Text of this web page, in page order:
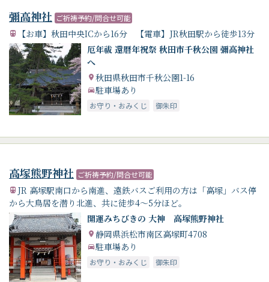
彌高神社 ご祈祷予約/問合せ可能
【お車】秋田中央ICから16分 【電車】JR秋田駅から徒歩13分
厄年祓 還暦年祝祭 秋田市千秋公園 彌高神社
へ
秋田県秋田市千秋公園1-16
駐車場あり
お守り・おみくじ 御朱印
高塚熊野神社 ご祈祷予約/問合せ可能
JR 高塚駅南口から南進、遠鉄バスご利用の方は「高塚」バス停
から大鳥居を潜り北進、共に徒歩4〜5分ほど。
開運みちびきの 大神 高塚熊野神社
静岡県浜松市南区高塚町4708
駐車場あり
お守り・おみくじ 御朱印